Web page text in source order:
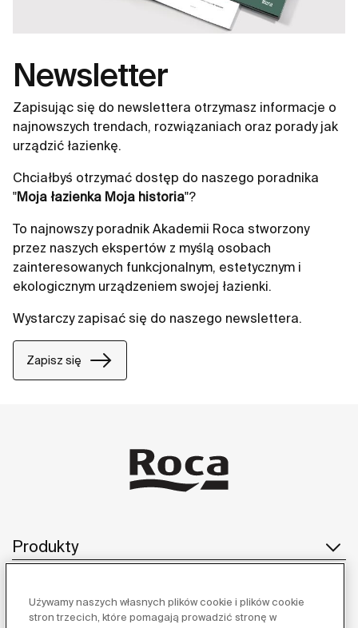
Newsletter
Zapisując się do newslettera otrzymasz informacje o
najnowszych trendach, rozwiązaniach oraz porady jak
urządzić łazienkę.
Chciałbyś otrzymać dostęp do naszego poradnika
"Moja łazienka Moja historia"?
To najnowszy poradnik Akademii Roca stworzony
przez naszych ekspertów z myślą osobach
zainteresowanych funkcjonalnym, estetycznym i
ekologicznym urządzeniem swojej łazienki.
Wystarczy zapisać się do naszego newslettera.
Zapisz się
Produkty
Obsługa klienta
Używamy naszych własnych plików cookie i plików cookie
stron trzecich, które pomagają prowadzić stronę w